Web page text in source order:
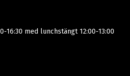
16:30 med lunchstängt 12:00-13:00​